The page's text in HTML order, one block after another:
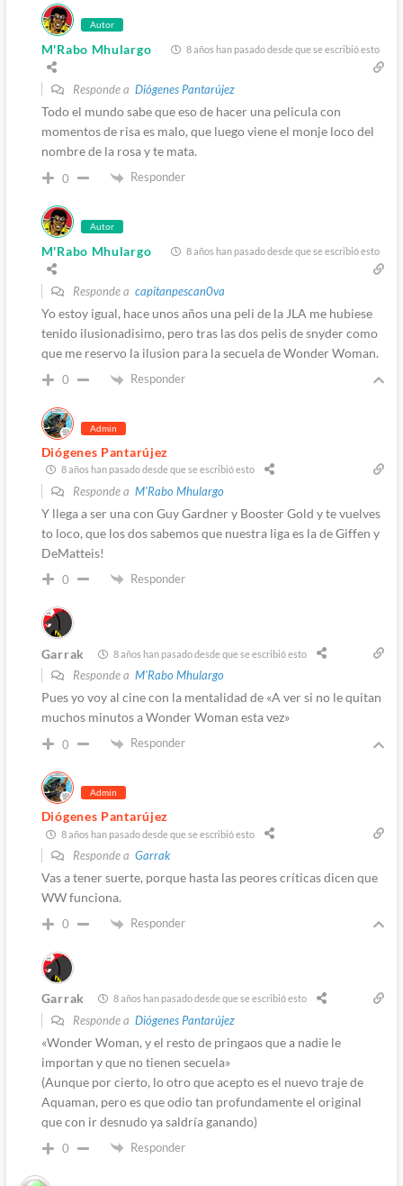
Autor
M'Rabo Mhulargo 8 años han pasado desde que se escribió esto
Responde a Diógenes Pantarújez
Todo el mundo sabe que eso de hacer una pelicula con
momentos de risa es malo, que luego viene el monje loco del
nombre de la rosa y te mata.
0 Responder
Autor
M'Rabo Mhulargo 8 años han pasado desde que se escribió esto
Responde a capitanpescan0va
Yo estoy igual, hace unos años una peli de la JLA me hubiese
tenido ilusionadisimo, pero tras las dos pelis de snyder como
que me reservo la ilusion para la secuela de Wonder Woman.
0 Responder
Admin
Diógenes Pantarújez
8 años han pasado desde que se escribió esto
Responde a M'Rabo Mhulargo
Y llega a ser una con Guy Gardner y Booster Gold y te vuelves
to loco, que los dos sabemos que nuestra liga es la de Giffen y
DeMatteis!
0 Responder
Garrak 8 años han pasado desde que se escribió esto
Responde a M'Rabo Mhulargo
Pues yo voy al cine con la mentalidad de «A ver si no le quitan
muchos minutos a Wonder Woman esta vez»
0 Responder
Admin
Diógenes Pantarújez
8 años han pasado desde que se escribió esto
Responde a Garrak
Vas a tener suerte, porque hasta las peores críticas dicen que
WW funciona.
0 Responder
Garrak 8 años han pasado desde que se escribió esto
Responde a Diógenes Pantarújez
«Wonder Woman, y el resto de pringaos que a nadie le
importan y que no tienen secuela»
(Aunque por cierto, lo otro que acepto es el nuevo traje de
Aquaman, pero es que odio tan profundamente el original
que con ir desnudo ya saldría ganando)
0 Responder